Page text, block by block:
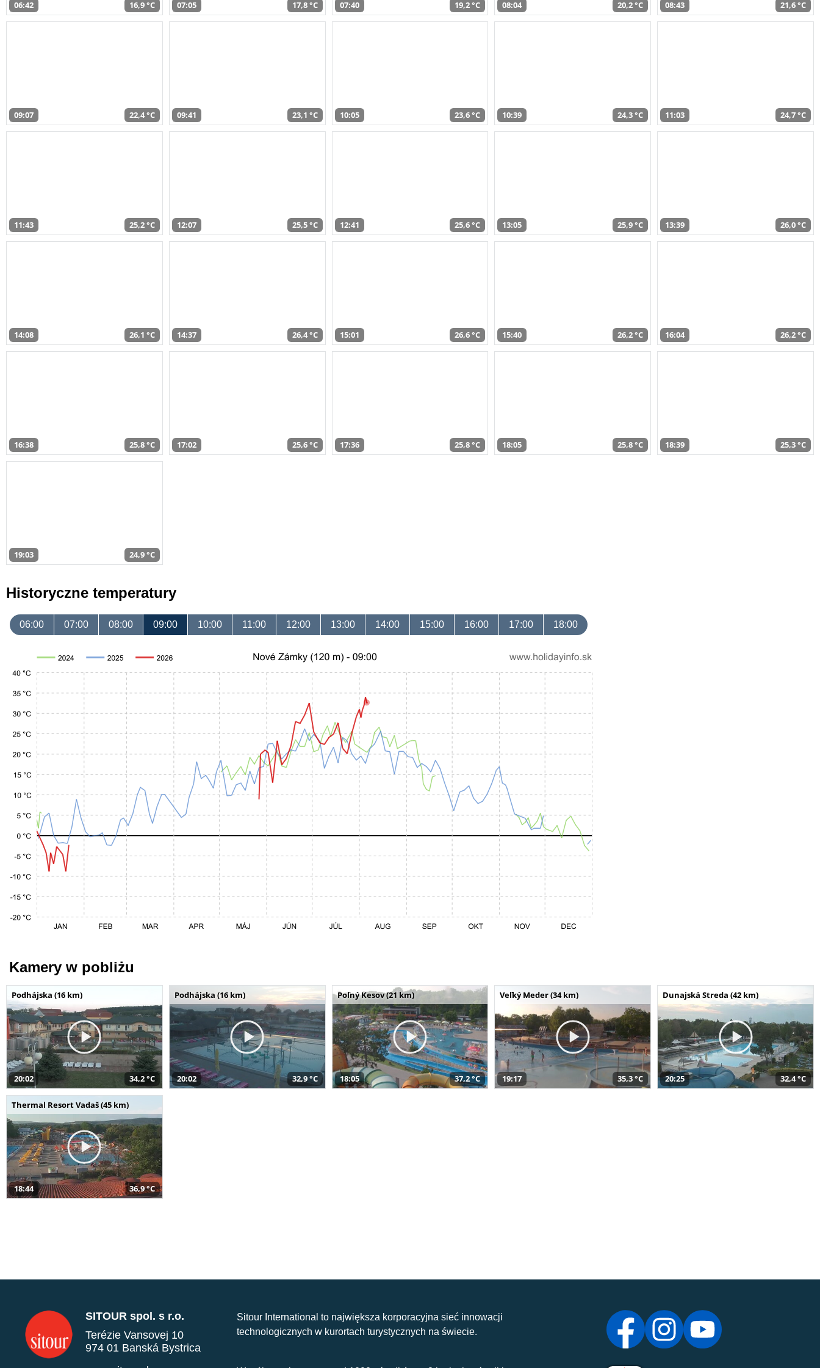
06:42 16,9 °C 07:05 17,8 °C 07:40 19,2 °C 08:04 20,2 °C 08:43 21,6 °C
09:07 22,4 °C 09:41 23,1 °C 10:05 23,6 °C 10:39 24,3 °C 11:03 24,7 °C
11:43 25,2 °C 12:07 25,5 °C 12:41 25,6 °C 13:05 25,9 °C 13:39 26,0 °C
14:08 26,1 °C 14:37 26,4 °C 15:01 26,6 °C 15:40 26,2 °C 16:04 26,2 °C
16:38 25,8 °C 17:02 25,6 °C 17:36 25,8 °C 18:05 25,8 °C 18:39 25,3 °C
19:03 24,9 °C
Historyczne temperatury
06:00 07:00 08:00 09:00 10:00 11:00 12:00 13:00 14:00 15:00 16:00 17:00 18:00
Kamery w pobliżu
Podhájska (16 km)
20:02 34,2 °C
Podhájska (16 km)
20:02 32,9 °C
Poľný Kesov (21 km)
18:05 37,2 °C
Veľký Meder (34 km)
19:17 35,3 °C
Dunajská Streda (42 km)
20:25 32,4 °C
Thermal Resort Vadaš (45 km)
18:44 36,9 °C
SITOUR spol. s r.o.
Terézie Vansovej 10
974 01 Banská Bystrica
Sitour International to największa korporacyjna sieć innowacji
technologicznych w kurortach turystycznych na świecie.